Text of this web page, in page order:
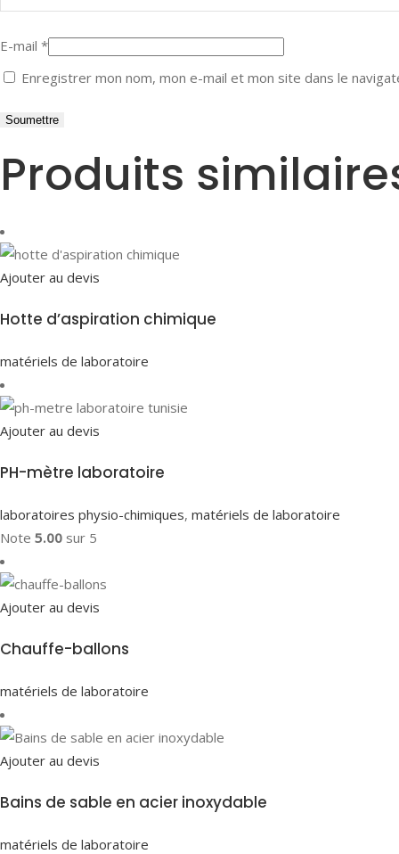
E-mail *
Enregistrer mon nom, mon e-mail et mon site dans le
Produits
Ajouter au devis
Hotte d’aspiration chimique
matériels de laboratoire
Ajouter au devis
PH-mètre laboratoire
laboratoires physio-chimiques, matériels de laboratoire
Note 5.00 sur 5
Ajouter au devis
Chauffe-ballons
matériels de laboratoire
Ajouter au devis
Bains de sable en acier inoxydable
matériels de laboratoire